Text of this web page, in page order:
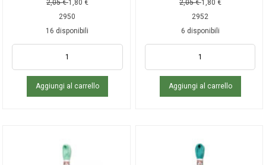
2,05€ 1,80 €
2950
16 disponibili
Aggiungi al carrello
2,05€ 1,80 €
2952
6 disponibili
Aggiungi al carrello